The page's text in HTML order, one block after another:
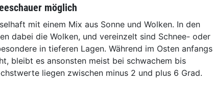
möglich
mit einem Mix aus Sonne und Wolken. In den
dabei die Wolken, und vereinzelt sind Schnee- oder
in tieferen Lagen. Während im Osten anfangs
bleibt es ansonsten meist bei schwachem bis
liegen zwischen minus 2 und plus 6 Grad.